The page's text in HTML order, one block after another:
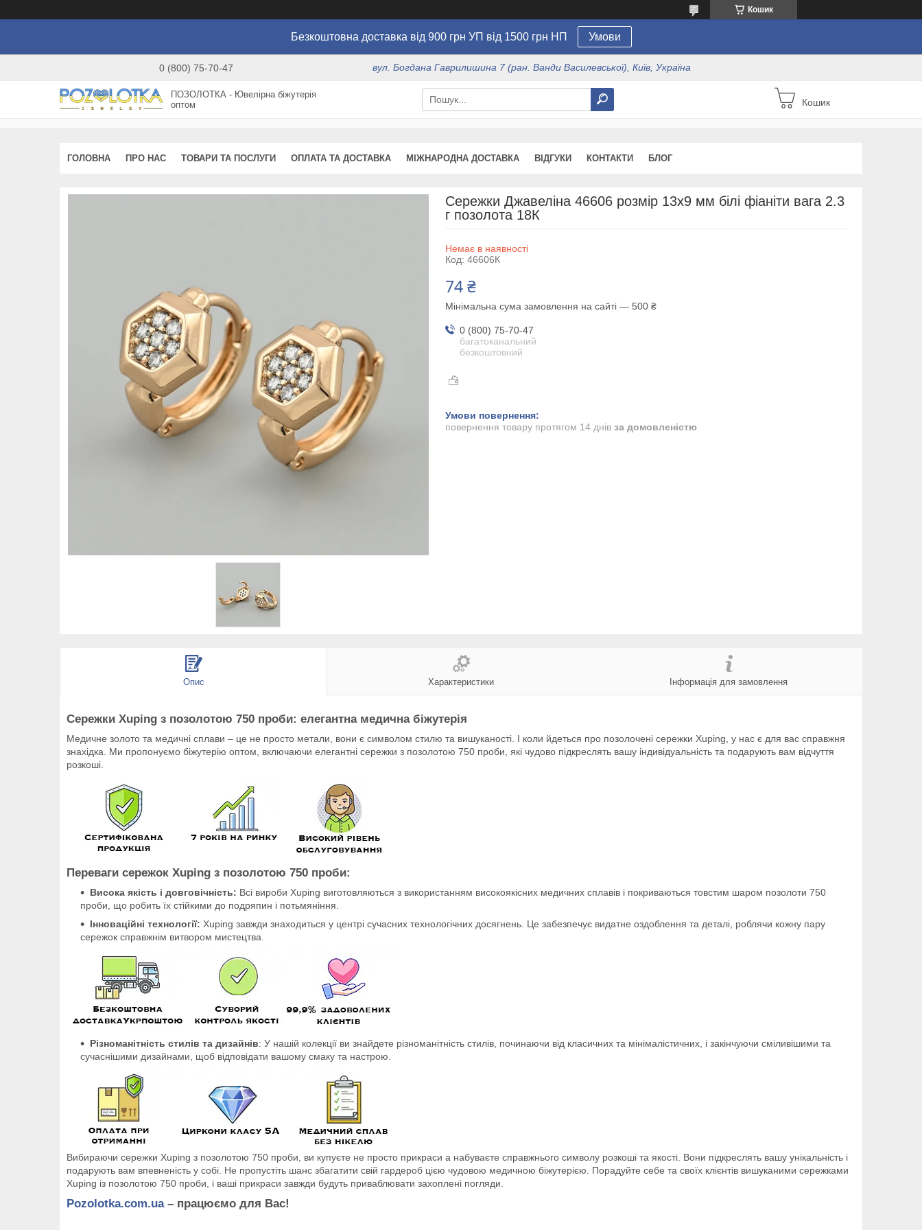
Кошик
Безкоштовна доставка від 900 грн УП від 1500 грн НП Умови
0 (800) 75-70-47 вул. Богдана Гаврилишина 7 (ран. Ванди Василевської), Київ, Україна
ПОЗОЛОТКА - Ювелірна біжутерія
оптом
Кошик
ГОЛОВНА ПРО НАС ТОВАРИ ТА ПОСЛУГИ ОПЛАТА ТА ДОСТАВКА МІЖНАРОДНА ДОСТАВКА ВІДГУКИ КОНТАКТИ БЛОГ
Сережки Джавеліна 46606 розмір 13х9 мм білі фіаніти вага 2.3
г позолота 18К
Немає в наявності
Код: 46606К
74 ₴
Мінімальна сума замовлення на сайті — 500 ₴
0 (800) 75-70-47
багатоканальний
безкоштовний
повернення товару протягом 14 днів за домовленістю
Опис Характеристики Інформація для замовлення
Сережки Xuping з позолотою 750 проби: елегантна медична біжутерія
Медичне золото та медичні сплави – це не просто метали, вони є символом стилю та вишуканості. І коли йдеться про позолочені сережки Xuping, у нас є для вас справжня
знахідка. Ми пропонуємо біжутерію оптом, включаючи елегантні сережки з позолотою 750 проби, які чудово підкреслять вашу індивідуальність та подарують вам відчуття
розкоші.
Переваги сережок Xuping з позолотою 750 проби:
Висока якість і довговічність: Всі вироби Xuping виготовляються з використанням високоякісних медичних сплавів і покриваються товстим шаром позолоти 750
проби, що робить їх стійкими до подряпин і потьмяніння.
Інноваційні технології: Xuping завжди знаходиться у центрі сучасних технологічних досягнень. Це забезпечує видатне оздоблення та деталі, роблячи кожну пару
сережок справжнім витвором мистецтва.
Різноманітність стилів та дизайнів: У нашій колекції ви знайдете різноманітність стилів, починаючи від класичних та мінімалістичних, і закінчуючи сміливішими та
сучаснішими дизайнами, щоб відповідати вашому смаку та настрою.
Вибираючи сережки Xuping з позолотою 750 проби, ви купуєте не просто прикраси а набуваєте справжнього символу розкоші та якості. Вони підкреслять вашу унікальність і
подарують вам впевненість у собі. Не пропустіть шанс збагатити свій гардероб цією чудовою медичною біжутерією. Порадуйте себе та своїх клієнтів вишуканими сережками
Xuping із позолотою 750 проби, і ваші прикраси завжди будуть приваблювати захоплені погляди.
Pozolotka.com.ua– працюємо для Вас!